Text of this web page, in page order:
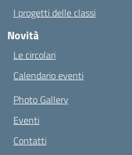
I progetti delle classi
Novità
Le circolari
Calendario eventi
Photo Gallery
Eventi
Contatti